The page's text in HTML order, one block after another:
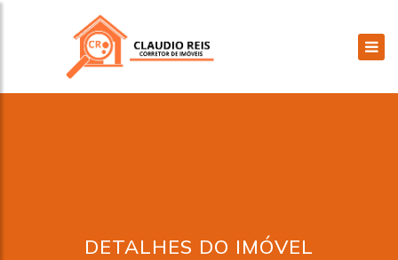
DETALHES DO IMÓVEL